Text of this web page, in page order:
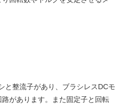
と整流子があり、ブラシレスDCモ
があります。また固定子と回転